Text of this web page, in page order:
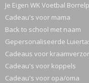
Je Eigen WK Voetbal
Cadeau's voor mama
Back to school met naam
Gepersonaliseerde
Cadeaus voor
Cadeau's voor koppels
Cadeau's voor opa/oma